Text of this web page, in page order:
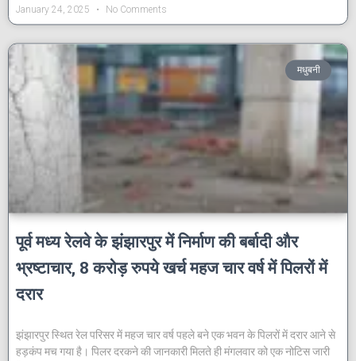
January 24, 2025 No Comments
मधुबनी
पूर्व मध्य रेलवे के झंझारपुर में निर्माण की बर्बादी और
भ्रष्टाचार, 8 करोड़ रुपये खर्च महज चार वर्ष में पिलरों में
दरार
झंझारपुर स्थित रेल परिसर में महज चार वर्ष पहले बने एक भवन के पिलरों में दरार आने से
हड़कंप मच गया है। पिलर दरकने की जानकारी मिलते ही मंगलवार को एक नोटिस जारी